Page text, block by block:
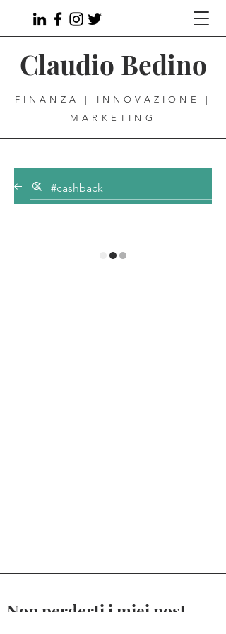
Claudio Bedino
FINANZA | INNOVAZIONE |
MARKETING
Non perderti i miei post.